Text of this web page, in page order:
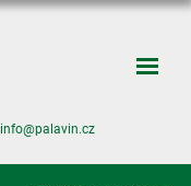
info@palavin.cz